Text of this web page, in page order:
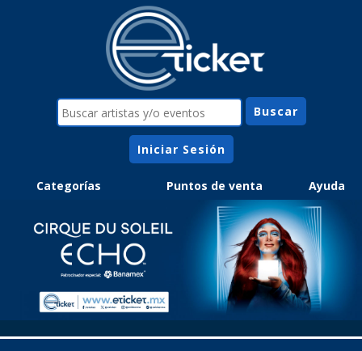
Iniciar Sesión
Categorías Puntos de venta Ayuda